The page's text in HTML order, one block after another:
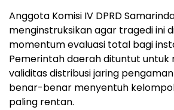
​Anggota Komisi IV DPRD
menginstruksikan agar tragedi ini
momentum evaluasi total bagi
Pemerintah daerah dituntut
validitas distribusi jaring
benar-benar menyentuh
paling rentan.